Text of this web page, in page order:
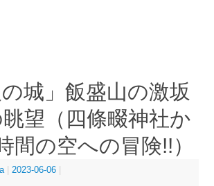
の城」飯盛山の激坂
望（四條畷神社か
間の空への冒険!!）
2023-06-06